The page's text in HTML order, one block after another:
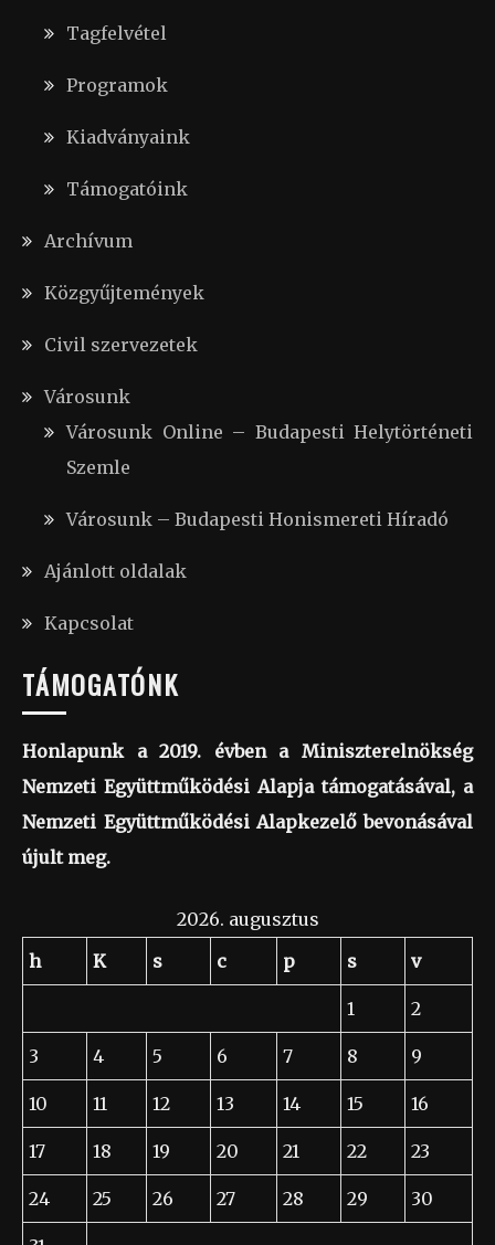
Tagfelvétel
Programok
Kiadványaink
Támogatóink
Archívum
Közgyűjtemények
Civil szervezetek
Városunk
Városunk Online – Budapesti Helytörténeti
Szemle
Városunk – Budapesti Honismereti Híradó
Ajánlott oldalak
Kapcsolat
TÁMOGATÓNK
Honlapunk a 2019. évben a Miniszterelnökség
Nemzeti Együttműködési Alapja támogatásával, a
Nemzeti Együttműködési Alapkezelő bevonásával
újult meg.
2026. augusztus
h
K s c p s v
1 2
3 4 5 6 7 8 9
10 11 12 13 14 15 16
17 18 19 20 21 22 23
24 25 26 27 28 29 30